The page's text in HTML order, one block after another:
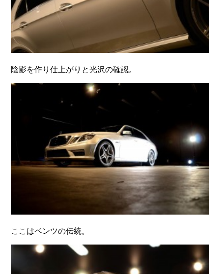
陰影を作り仕上がりと光沢の確認。
ここはベンツの伝統。